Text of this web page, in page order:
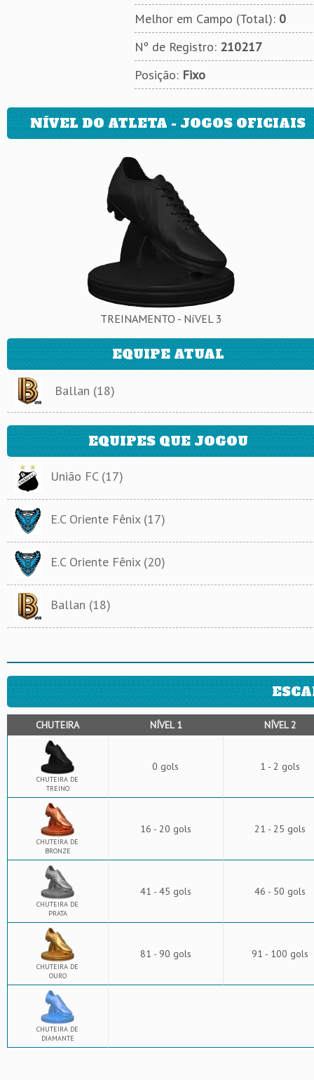
Melhor em Campo (Total): 0
Nº de Registro: 210217
Posição: Fixo
NÍVEL DO ATLETA - JOGOS OFICIAIS
TREINAMENTO - NíVEL 3
EQUIPE ATUAL
Ballan (18)
EQUIPES QUE JOGOU
União FC (17)
E.C Oriente Fênix (17)
E.C Oriente Fênix (20)
Ballan (18)
CHUTEIRA NÍVEL 1 NÍVEL 2
CHUTEIRA DE
TREINO
0 gols 1 - 2 gols
CHUTEIRA DE
BRONZE
16 - 20 gols 21 - 25 gols
CHUTEIRA DE
PRATA
41 - 45 gols 46 - 50 gols
CHUTEIRA DE
OURO
81 - 90 gols 91 - 100 gols
CHUTEIRA DE
DIAMANTE